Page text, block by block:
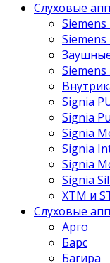
Слуховые
Signia
Signia
Signia
Signia
Signia
Signia
XTM и
Слуховые
Арго
Барс
Багира